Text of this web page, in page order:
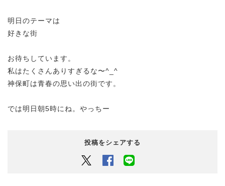
明日のテーマは
好きな街
お待ちしています。
私はたくさんありすぎるな〜^_^
神保町は青春の思い出の街です。
では明日朝5時にね。やっちー
投稿をシェアする
Twitter Facebook